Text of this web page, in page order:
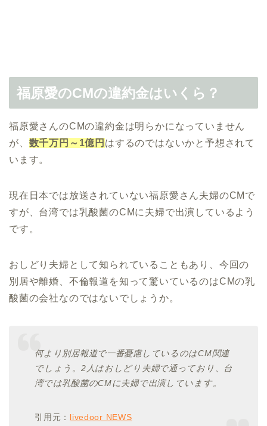
福原愛のCMの違約金はいくら？
福原愛さんのCMの違約金は明らかになっていません
が、 数千万円～1億円 はするのではないかと予想されて
います。
現在日本では放送されていない福原愛さん夫婦のCMで
すが、台湾では乳酸菌のCMに夫婦で出演しているよう
です。
おしどり夫婦として知られていることもあり、今回の
別居や離婚、不倫報道を知って驚いているのはCMの乳
酸菌の会社なのではないでしょうか。
何より別居報道で一番憂慮しているのはCM関連
でしょう。2人はおしどり夫婦で通っており、台
湾では乳酸菌のCMに夫婦で出演しています。
引用元： livedoor NEWS